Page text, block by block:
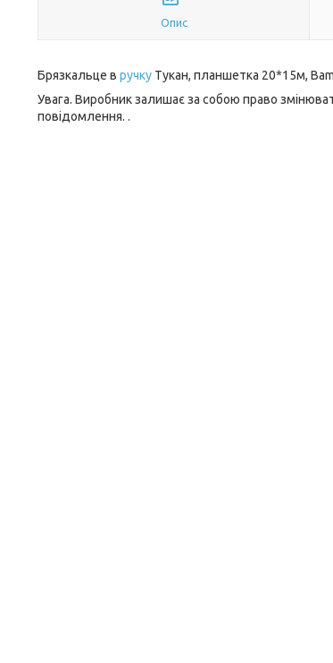
Опис
Брязкальце в ручку Тукан, планшетка 20*15м,
Увага. Виробник залишає за собою право
повідомлення. .